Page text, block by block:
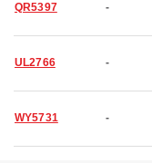
QR5397 -
UL2766 -
WY5731 -